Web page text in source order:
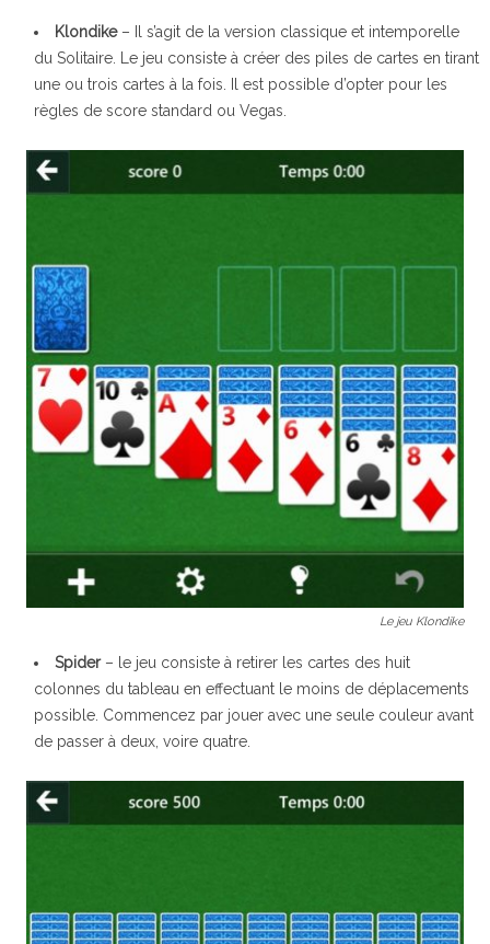
Le fameux jeu Solitaire débarque sur iOS et Android
Les statistiques
Le fameux jeu Solitaire débarque sur iOS et Android
Les options
Le fameux jeu Solitaire débarque sur iOS et Android
Klondike– Il s’agit de la version classique et intemporelle
du Solitaire. Le jeu consiste à créer des piles de cartes en tirant
une ou trois cartes à la fois. Il est possible d’opter pour les
règles de score standard ou Vegas.
Le jeu Klondike
Spider– le jeu consiste à retirer les cartes des huit
colonnes du tableau en effectuant le moins de déplacements
possible. Commencez par jouer avec une seule couleur avant
de passer à deux, voire quatre.